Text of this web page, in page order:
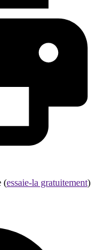
(essaie-la gratuitement)